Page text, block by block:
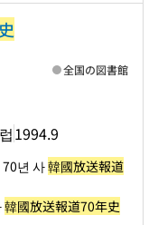
1994.9
全国の図書館
년 사韓國放送報道
韓國放送報道70年史